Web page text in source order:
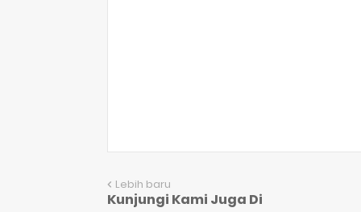
Lebih baru
Kunjungi Kami Juga Di